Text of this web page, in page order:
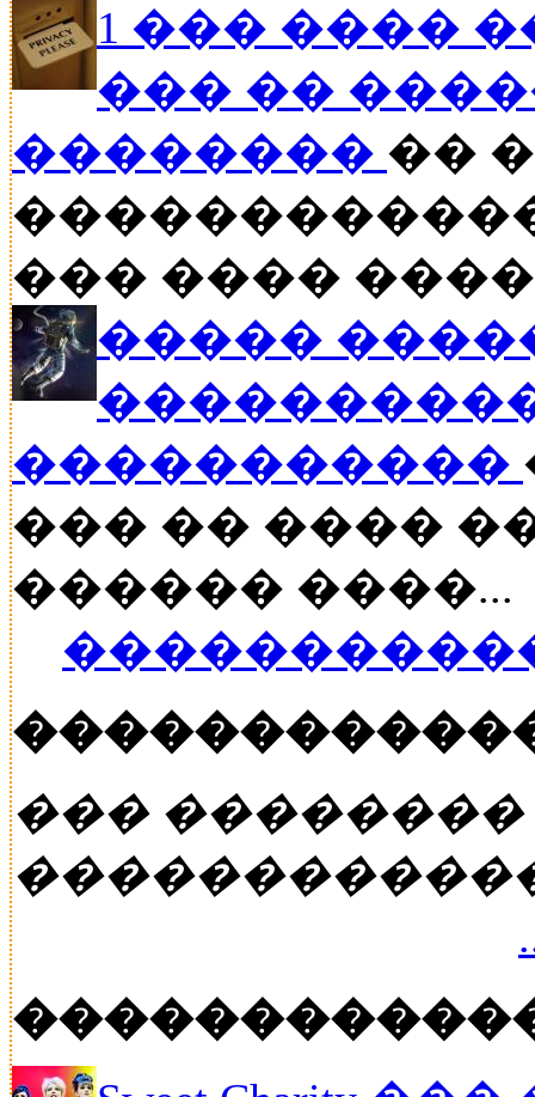
1 ��� ����
��� ��
�������� ��
��� ����
�����
�����������
��� �� ����
������ ����...
���